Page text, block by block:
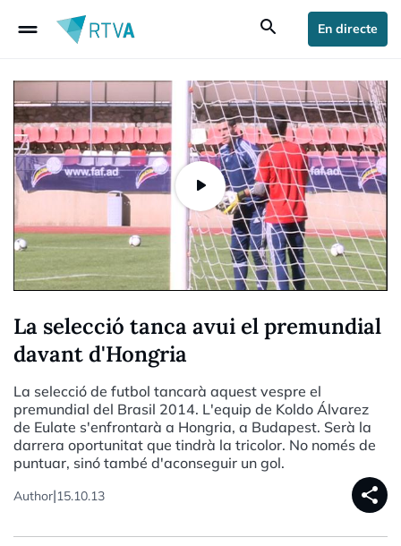
drag_handle search En directe
La selecció tanca avui el premundial
davant d'Hongria
La selecció de futbol tancarà aquest vespre el
premundial del Brasil 2014. L'equip de Koldo Álvarez
de Eulate s'enfrontarà a Hongria, a Budapest. Serà la
darrera oportunitat que tindrà la tricolor. No només de
puntuar, sinó també d'aconseguir un gol.
Author|15.10.13 share